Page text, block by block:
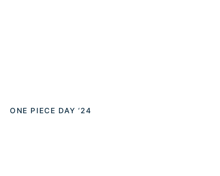
ONE PIECE DAY ‘24